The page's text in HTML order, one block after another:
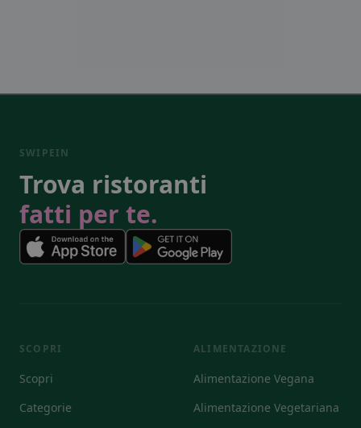
SWIPEIN
Trova ristoranti
fatti per te.
SCOPRI
Scopri
Categorie
ALIMENTAZIONE
Alimentazione Vegana
Alimentazione Vegetariana